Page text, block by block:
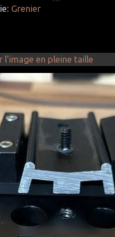
Grenier
l'image en pleine taille